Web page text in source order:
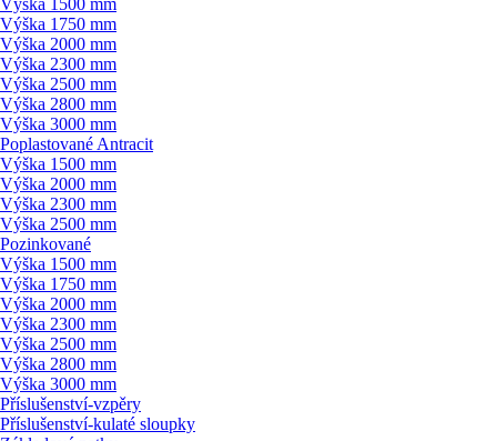
Výška 1500 mm
Výška 1750 mm
Výška 2000 mm
Výška 2300 mm
Výška 2500 mm
Výška 2800 mm
Výška 3000 mm
Poplastované Antracit
Výška 1500 mm
Výška 2000 mm
Výška 2300 mm
Výška 2500 mm
Pozinkované
Výška 1500 mm
Výška 1750 mm
Výška 2000 mm
Výška 2300 mm
Výška 2500 mm
Výška 2800 mm
Výška 3000 mm
Příslušenství-vzpěry
Příslušenství-kulaté sloupky